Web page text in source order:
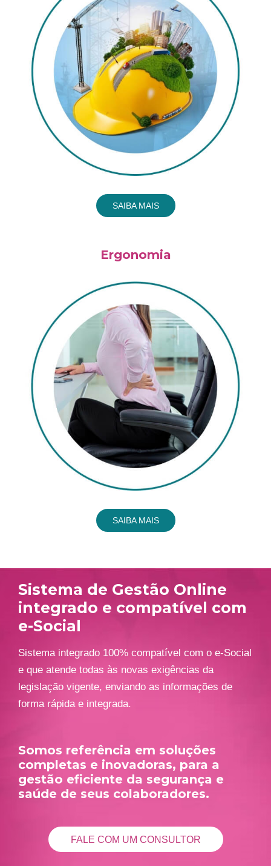
SAIBA MAIS
Ergonomia
SAIBA MAIS
Sistema de Gestão Online
integrado e compatível com
e-Social
Sistema integrado 100% compatível com o e-Social
e que atende todas às novas exigências da
legislação vigente, enviando as informações de
forma rápida e integrada.
Somos referência em soluções
completas e inovadoras, para a
gestão eficiente da segurança e
saúde de seus colaboradores.
FALE COM UM CONSULTOR